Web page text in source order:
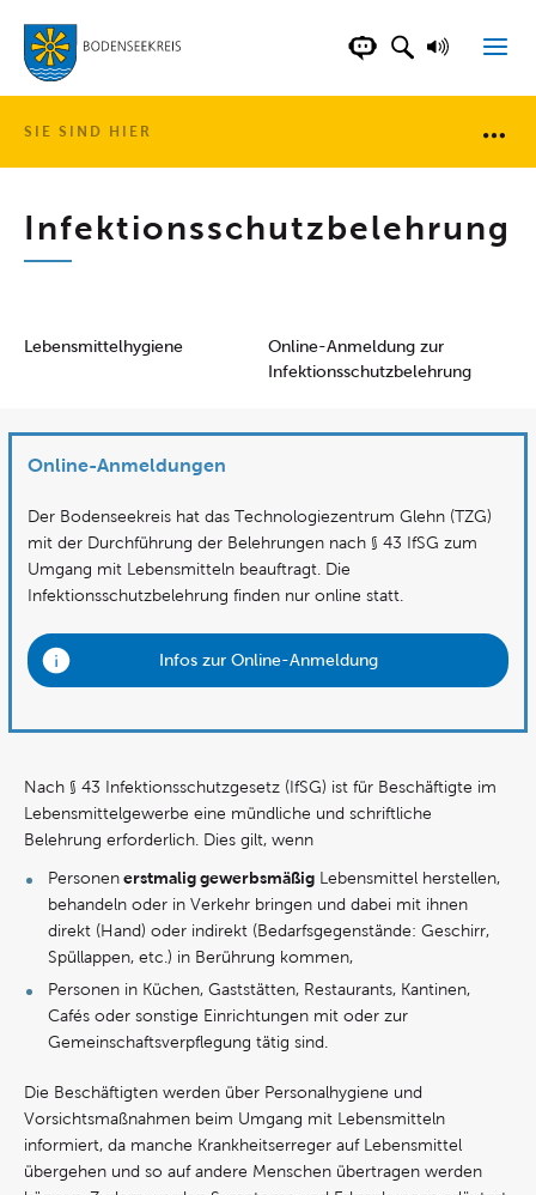
LANDKREISCHATBOT DER
SUCHFELD
SIE SIND HIER
Infektionsschutz­belehrung
Lebensmittelhygiene
Online-Anmeldung zur
Infektionsschutzbelehrung
Online-Anmeldungen
Der Bodenseekreis hat das Technologiezentrum Glehn (TZG)
mit der Durchführung der Belehrungen nach § 43 IfSG zum
Umgang mit Lebensmitteln beauftragt. Die
Infektionsschutzbelehrung finden nur online statt.
Infos zur Online-Anmeldung
Nach § 43 Infektionsschutzgesetz (IfSG) ist für Beschäftigte im
Lebensmittelgewerbe eine mündliche und schriftliche
Belehrung erforderlich. Dies gilt, wenn
Personen erstmalig gewerbsmäßig Lebensmittel herstellen,
behandeln oder in Verkehr bringen und dabei mit ihnen
direkt (Hand) oder indirekt (Bedarfsgegenstände: Geschirr,
Spüllappen, etc.) in Berührung kommen,
Personen in Küchen, Gaststätten, Restaurants, Kantinen,
Cafés oder sonstige Einrichtungen mit oder zur
Gemeinschaftsverpflegung tätig sind.
Die Beschäftigten werden über Personalhygiene und
Vorsichtsmaßnahmen beim Umgang mit Lebensmitteln
informiert, da manche Krankheitserreger auf Lebensmittel
übergehen und so auf andere Menschen übertragen werden